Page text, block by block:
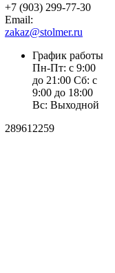
+7 (903) 299-77-30
Email:
zakaz@stolmer.ru
График работы
Пн-Пт: с 9:00
до 21:00 Сб: с
9:00 до 18:00
Вс: Выходной
289612259